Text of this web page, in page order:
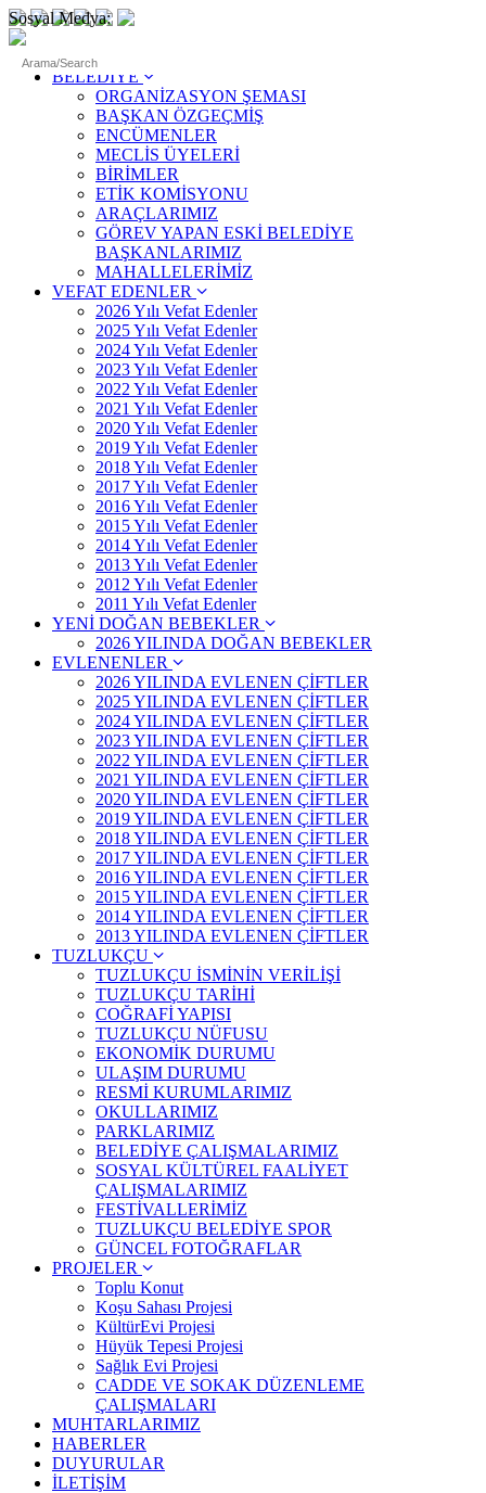
Sosyal Medya:
ANASAYFA
BELEDİYE
ORGANİZASYON ŞEMASI
BAŞKAN ÖZGEÇMİŞ
ENCÜMENLER
MECLİS ÜYELERİ
BİRİMLER
ETİK KOMİSYONU
ARAÇLARIMIZ
GÖREV YAPAN ESKİ BELEDİYE
BAŞKANLARIMIZ
MAHALLELERİMİZ
VEFAT EDENLER
2026 Yılı Vefat Edenler
2025 Yılı Vefat Edenler
2024 Yılı Vefat Edenler
2023 Yılı Vefat Edenler
2022 Yılı Vefat Edenler
2021 Yılı Vefat Edenler
2020 Yılı Vefat Edenler
2019 Yılı Vefat Edenler
2018 Yılı Vefat Edenler
2017 Yılı Vefat Edenler
2016 Yılı Vefat Edenler
2015 Yılı Vefat Edenler
2014 Yılı Vefat Edenler
2013 Yılı Vefat Edenler
2012 Yılı Vefat Edenler
2011 Yılı Vefat Edenler
YENİ DOĞAN BEBEKLER
2026 YILINDA DOĞAN BEBEKLER
EVLENENLER
2026 YILINDA EVLENEN ÇİFTLER
2025 YILINDA EVLENEN ÇİFTLER
2024 YILINDA EVLENEN ÇİFTLER
2023 YILINDA EVLENEN ÇİFTLER
2022 YILINDA EVLENEN ÇİFTLER
2021 YILINDA EVLENEN ÇİFTLER
2020 YILINDA EVLENEN ÇİFTLER
2019 YILINDA EVLENEN ÇİFTLER
2018 YILINDA EVLENEN ÇİFTLER
2017 YILINDA EVLENEN ÇİFTLER
2016 YILINDA EVLENEN ÇİFTLER
2015 YILINDA EVLENEN ÇİFTLER
2014 YILINDA EVLENEN ÇİFTLER
2013 YILINDA EVLENEN ÇİFTLER
TUZLUKÇU
TUZLUKÇU İSMİNİN VERİLİŞİ
TUZLUKÇU TARİHİ
COĞRAFİ YAPISI
TUZLUKÇU NÜFUSU
EKONOMİK DURUMU
ULAŞIM DURUMU
RESMİ KURUMLARIMIZ
OKULLARIMIZ
PARKLARIMIZ
BELEDİYE ÇALIŞMALARIMIZ
SOSYAL KÜLTÜREL FAALİYET
ÇALIŞMALARIMIZ
FESTİVALLERİMİZ
TUZLUKÇU BELEDİYE SPOR
GÜNCEL FOTOĞRAFLAR
PROJELER
Toplu Konut
Koşu Sahası Projesi
KültürEvi Projesi
Hüyük Tepesi Projesi
Sağlık Evi Projesi
CADDE VE SOKAK DÜZENLEME
ÇALIŞMALARI
MUHTARLARIMIZ
HABERLER
DUYURULAR
İLETİŞİM